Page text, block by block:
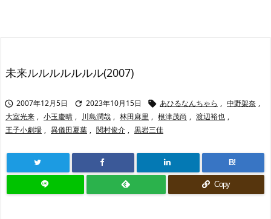
未来ルルルルルルル(2007)
 2007年12月5日  2023年10月15日  あひるなんちゃら , 中野架奈 ,
大室光来 , 小玉慶晴 , 川島潤哉 , 林田麻里 , 根津茂尚 , 渡辺裕也 ,
王子小劇場 , 異儀田夏葉 , 関村俊介 , 黒岩三佳
B!
Copy